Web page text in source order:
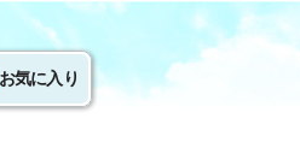
お気に入り